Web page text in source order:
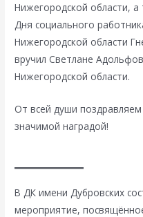
Нижегородской области,
Дня социального
Нижегородской области
вручил Светлане
Нижегородской области.
От всей души
значимой наградой!
В ДК имени Дубровских
мероприятие,